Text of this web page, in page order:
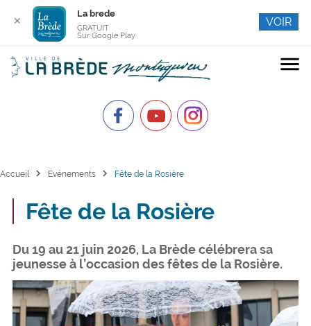
menu
Accueil chevron_right Événements chevron_right Fête de la Rosière
Fête de la Rosière
Du 19 au 21 juin 2026, La Brède célébrera sa
jeunesse à l’occasion des fêtes de la Rosière.
✕
La brede
GRATUIT
Sur Google Play
VOIR